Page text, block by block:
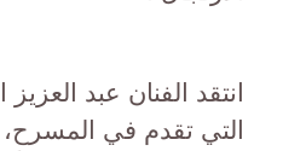
انتقد الفنان عبد
التي تقدم في